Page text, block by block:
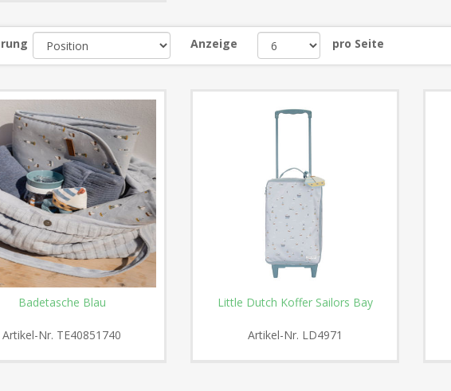
Anzeige pro Seite
Badetasche Blau
Artikel-Nr. TE40851740
Little Dutch Koffer Sailors Bay
Artikel-Nr. LD4971